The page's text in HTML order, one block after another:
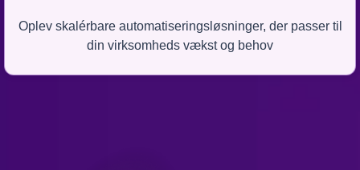
Oplev skalérbare automatiseringsløsninger, der passer til
din virksomheds vækst og behov